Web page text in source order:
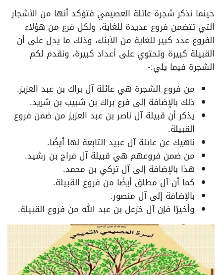
حينما نذكر شجرة عائلة العصيمي فتؤكد أنها من الأشجار
التي تتضمن فروع عديدة للغاية، ولكل فرع من هؤلاء
الفروع عدد كبير للغاية من الأبناء، وذلك ما يدل على أن
القبيلة كبيرة وتحتوي على أعداد كبيرة، ونقدم لكم
الشجرة فيما يلي:-
من فروع الشجرة هي عائلة آل براك بن عبد العزيز.
ذلك بالإضافة إلى فرع براك بن شبيب بن شريد.
يذكر أن قبيلة آل ناصر بن عبد العزيز من ضمن فروع
القبيلة.
ناهيك عن عائلة آل عبيد التابعة لها أيضًا.
من ضمن فروعهم هي قبيلة آل فراج بن رشيد.
هذا بالإضافة إلى آل تركي بن محمد.
كما أن آل مطلق أيضًا من فروع القبيلة.
بالإضافة إلى آل منصور.
وأخيرًا فإن آل خزعل بن عبد الله من فروع القبيلة.